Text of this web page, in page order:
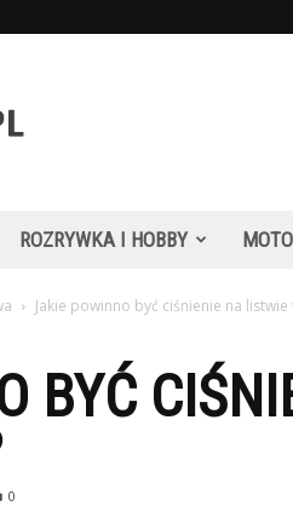
ROZRYWKA I HOBBY MOTO
Jakie powinno być ciśnienie na
BYĆ
0